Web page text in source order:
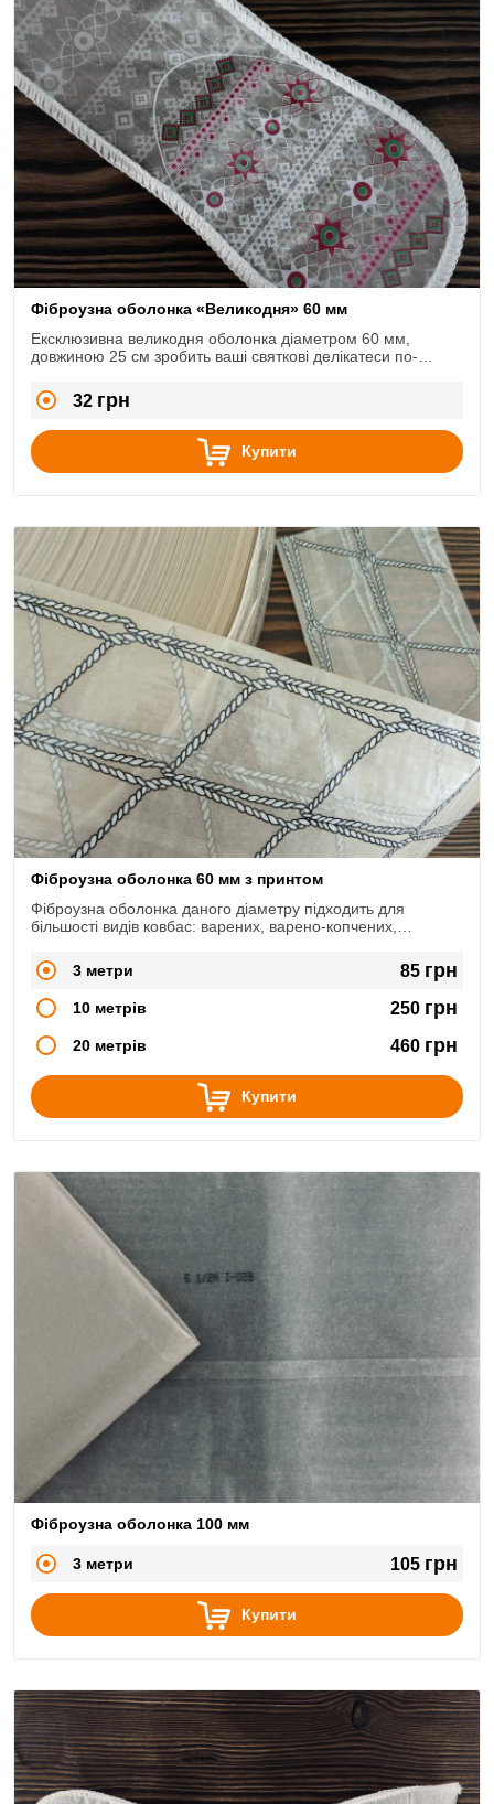
Фіброузна оболонка «Великодня» 60 мм
Ексклюзивна великодня оболонка діаметром 60 мм,
довжиною 25 см зробить ваші святкові делікатеси по-
32 грн
Купити
Фіброузна оболонка 60 мм з принтом
Фіброузна оболонка даного діаметру підходить для
більшості видів ковбас: варених, варено-копчених,
3 метри
85 грн
10 метрів 250 грн
20 метрів 460 грн
Купити
Фіброузна оболонка 100 мм
3 метри 105 грн
Купити